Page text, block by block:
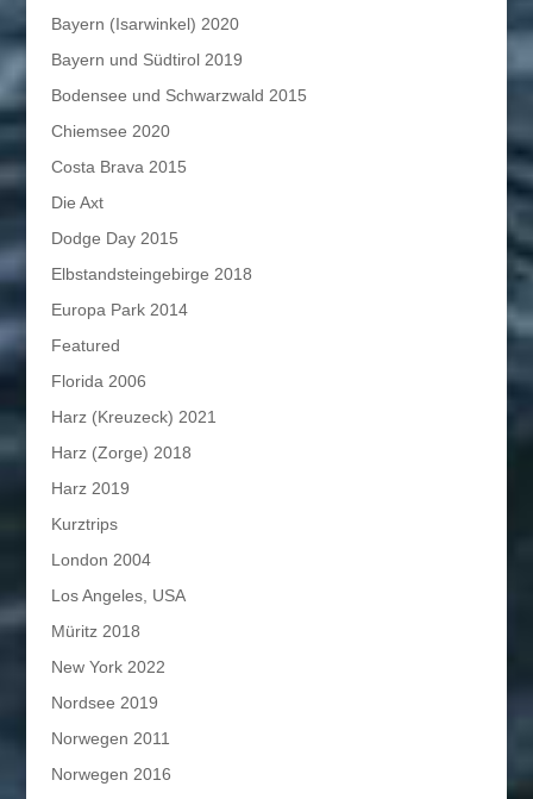
Bayern (Isarwinkel) 2020
Bayern und Südtirol 2019
Bodensee und Schwarzwald 2015
Chiemsee 2020
Costa Brava 2015
Die Axt
Dodge Day 2015
Elbstandsteingebirge 2018
Europa Park 2014
Featured
Florida 2006
Harz (Kreuzeck) 2021
Harz (Zorge) 2018
Harz 2019
Kurztrips
London 2004
Los Angeles, USA
Müritz 2018
New York 2022
Nordsee 2019
Norwegen 2011
Norwegen 2016